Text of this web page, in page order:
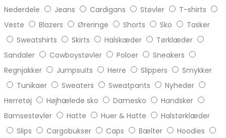
Nederdele
Jeans Cardigans Støvler
T-shirts
Veste
Blazers Øreringe Shorts Sko
Tasker
Sweatshirts
Skirts Halskæder
Tørklæder
Sandaler
Cowboystøvler Poloer
Sneakers
Regnjakker
Jumpsuits Herre Slippers
Smykker
Tunikaer
Sweaters Sweatpants
Nyheder
Herretøj
Højhælede sko Damesko
Handsker
Bamsestøvler
Hatte Huer & Hatte
Halstørklæder
Slips
Cargobukser Caps Bælter
Hoodies